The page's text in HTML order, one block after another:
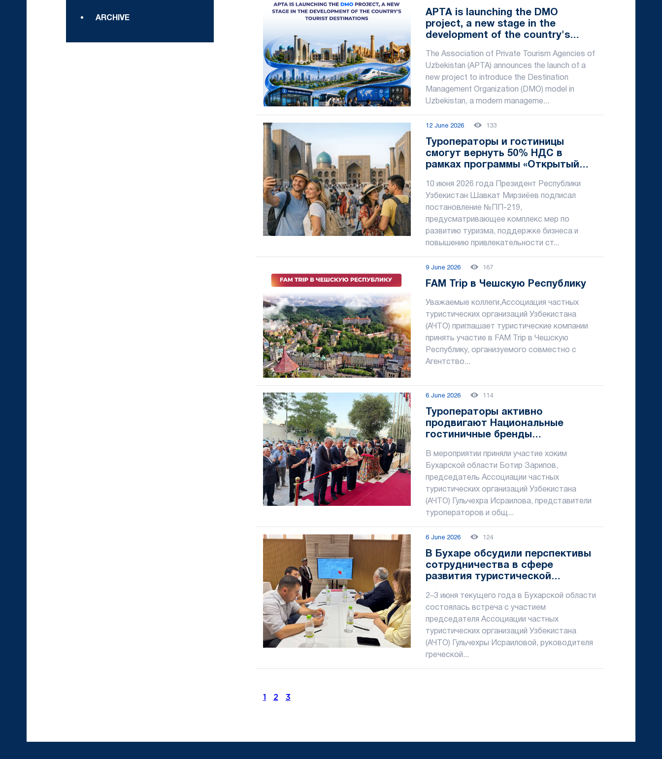
ARCHIVE
APTA is launching the DMO
project, a new stage in the
development of the country's
The Association of Private Tourism Agencies of
Uzbekistan (APTA) announces the launch of a
new project to introduce the Destination
Management Organization (DMO) model in
Uzbekistan, a modern manageme...
12 June 2026 133
Туроператоры и гостиницы
смогут вернуть 50% НДС в
рамках программы «Открытый
10 июня 2026 года Президент Республики
Узбекистан Шавкат Мирзиёев подписал
постановление №ПП-219,
предусматривающее комплекс мер по
развитию туризма, поддержке бизнеса и
повышению привлекательности ст...
9 June 2026 167
FAM Trip в Чешскую Республику
Уважаемые коллеги,Ассоциация частных
туристических организаций Узбекистана
(АЧТО) приглашает туристические компании
принять участие в FAM Trip в Чешскую
Республику, организуемого совместно с
Агентство...
6 June 2026 114
Туроператоры активно
продвигают Национальные
гостиничные бренды
В мероприятии приняли участие хоким
Бухарской области Ботир Зарипов,
председатель Ассоциации частных
туристических организаций Узбекистана
(АЧТО) Гульчехра Исраилова, представители
туроператоров и общ...
6 June 2026 124
В Бухаре обсудили перспективы
сотрудничества в сфере
развития туристической
2–3 июня текущего года в Бухарской области
состоялась встреча с участием
председателя Ассоциации частных
туристических организаций Узбекистана
(АЧТО) Гульчехры Исраиловой, руководителя
греческой...
1 2 3